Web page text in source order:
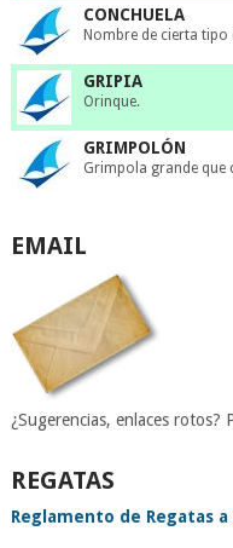
CONCHUELA
Nombre de cierta
GRIPIA
Orinque.
GRIMPOLÓN
Grimpola grande
EMAIL
¿Sugerencias, enlaces rotos?
REGATAS
Reglamento de Regatas a